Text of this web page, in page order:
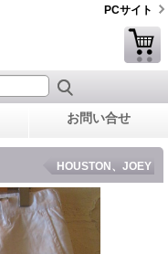
PCサイト
お問い合せ
HOUSTON、JOEY